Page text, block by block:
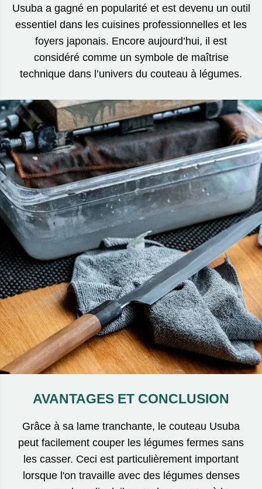
Usuba a gagné en popularité et est devenu un outil
essentiel dans les cuisines professionnelles et les
foyers japonais. Encore aujourd’hui, il est
considéré comme un symbole de maîtrise
technique dans l’univers du couteau à légumes.
AVANTAGES ET CONCLUSION
Grâce à sa lame tranchante, le couteau Usuba
peut facilement couper les légumes fermes sans
les casser. Ceci est particulièrement important
lorsque l'on travaille avec des légumes denses